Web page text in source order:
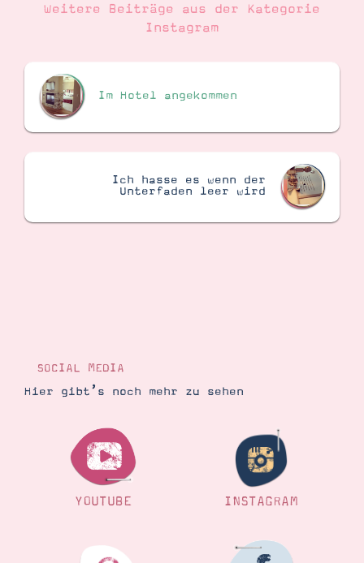
Weitere Beiträge aus der Kategorie
Instagram
Im Hotel angekommen
Ich hasse es wenn der
Unterfaden leer wird
SOCIAL MEDIA
Hier gibt’s noch mehr zu sehen
YOUTUBE INSTAGRAM